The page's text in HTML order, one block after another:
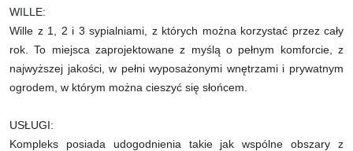
WILLE:
Wille z 1, 2 i 3 sypialniami, z których można korzystać przez cały
rok. To miejsca zaprojektowane z myślą o pełnym komforcie, z
najwyższej jakości, w pełni wyposażonymi wnętrzami i prywatnym
ogrodem, w którym można cieszyć się słońcem.
USŁUGI:
Kompleks posiada udogodnienia takie jak wspólne obszary z